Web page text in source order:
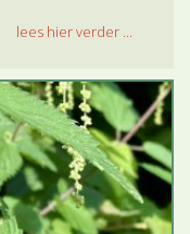
lees hier verder ...